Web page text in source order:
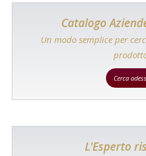
Catalogo
Un modo semplice per
Cerca
L'Esperto